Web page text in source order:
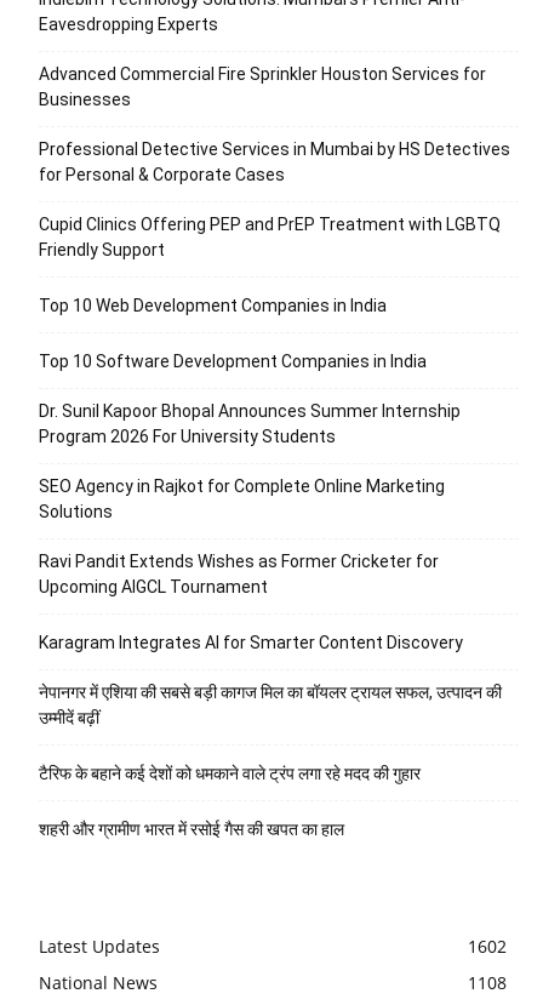
Eavesdropping Experts
Advanced Commercial Fire Sprinkler Houston Services for
Businesses
Professional Detective Services in Mumbai by HS Detectives
for Personal & Corporate Cases
Cupid Clinics Offering PEP and PrEP Treatment with LGBTQ
Friendly Support
Top 10 Web Development Companies in India
Top 10 Software Development Companies in India
Dr. Sunil Kapoor Bhopal Announces Summer Internship
Program 2026 For University Students
SEO Agency in Rajkot for Complete Online Marketing
Solutions
Ravi Pandit Extends Wishes as Former Cricketer for
Upcoming AIGCL Tournament
Karagram Integrates AI for Smarter Content Discovery
नेपानगर में एशिया की सबसे बड़ी कागज मिल का बॉयलर ट्रायल सफल, उत्पादन की
उम्मीदें बढ़ीं
टैरिफ के बहाने कई देशों को धमकाने वाले ट्रंप लगा रहे मदद की गुहार
शहरी और ग्रामीण भारत में रसोई गैस की खपत का हाल
Latest Updates
1602
National News
1108